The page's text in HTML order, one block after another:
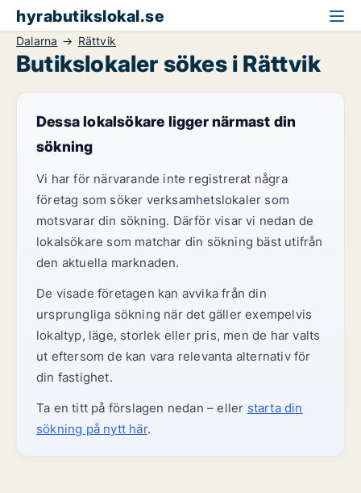
hyrabutikslokal.se
Dalarna Rättvik
Butikslokaler sökes i Rättvik
Dessa lokalsökare ligger närmast din
sökning
Vi har för närvarande inte registrerat några
företag som söker verksamhetslokaler som
motsvarar din sökning. Därför visar vi nedan de
lokalsökare som matchar din sökning bäst utifrån
den aktuella marknaden.
De visade företagen kan avvika från din
ursprungliga sökning när det gäller exempelvis
lokaltyp, läge, storlek eller pris, men de har valts
ut eftersom de kan vara relevanta alternativ för
din fastighet.
Ta en titt på förslagen nedan – eller starta din
sökning på nytt här.